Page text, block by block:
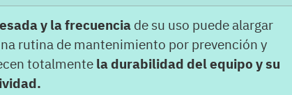
y la frecuenciade su uso puede alargar
rutina de mantenimiento por prevención y
totalmentela durabilidad del equipo y su